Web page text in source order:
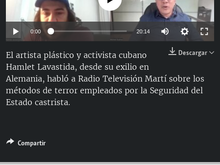
RADIO MARTÍ
ESPECIALES
ESPECIALES
LA REALIDAD DE LA VIVIENDA EN CUBA
SER VIEJO EN CUBA
MULTIMEDIA
EDITORIALES
SÍGUENOS
Auto 104p 172p
344p 516p 772p
0:00 20:14
104p
258p
Descargar
El artista plástico y activista cubano
Hamlet Lavastida, desde su exilio en
Alemania, habló a Radio Televisión Martí sobre los
métodos de terror empleados por la Seguridad del
Estado castrista.
Compartir